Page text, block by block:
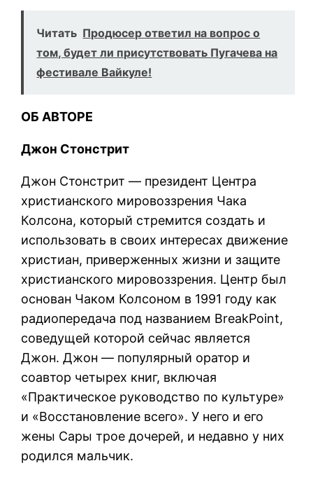
Читать Продюсер ответил на вопрос о
том, будет ли присутствовать Пугачева на
фестивале Вайкуле!
ОБ АВТОРЕ
Джон Стонстрит
Джон Стонстрит — президент Центра
христианского мировоззрения Чака
Колсона, который стремится создать и
использовать в своих интересах движение
христиан, приверженных жизни и защите
христианского мировоззрения. Центр был
основан Чаком Колсоном в 1991 году как
радиопередача под названием BreakPoint,
соведущей которой сейчас является
Джон. Джон — популярный оратор и
соавтор четырех книг, включая
«Практическое руководство по культуре»
и «Восстановление всего». У него и его
жены Сары трое дочерей, и недавно у них
родился мальчик.